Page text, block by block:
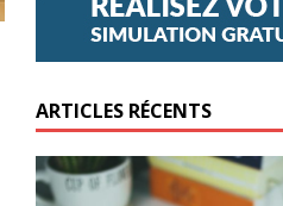
ARTICLES RÉCENTS